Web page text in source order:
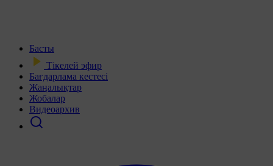
Басты
Тікелей эфир
Бағдарлама кестесі
Жаңалықтар
Жобалар
Видеоархив